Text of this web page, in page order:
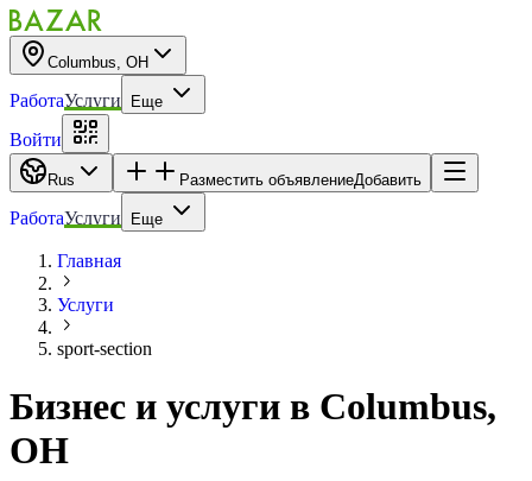
Columbus, OH
РаботаУслуги Еще
Войти
Rus Разместить объявлениеДобавить
РаботаУслуги Еще
Главная
Услуги
sport-section
Бизнес и услуги в Columbus,
OH